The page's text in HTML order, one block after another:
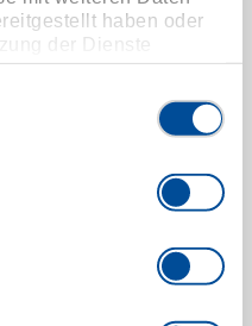
haben oder
der Dienste